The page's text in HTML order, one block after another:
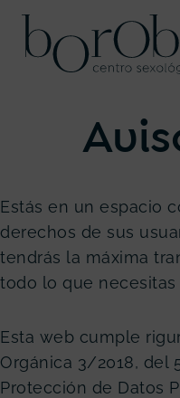
Saltar
contenido
Estás en un espacio
derechos de sus
tendrás la máxima
todo lo que necesitas
Esta web cumple
Orgánica 3/2018, del
Protección de Datos